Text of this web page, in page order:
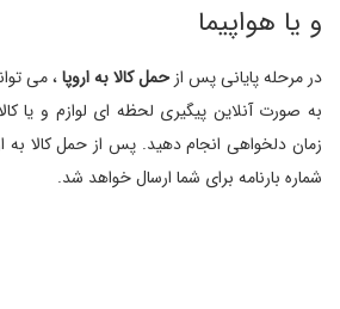
و یا هواپیما
در مرحله پایانی پس ازحمل کالا به اروپا، می
به صورت آنلاین پیگیری لحظه ای لوازم و یا
زمان دلخواهی انجام دهید. پس از حمل کالا به
شماره بارنامه برای شما ارسال خواهد شد.